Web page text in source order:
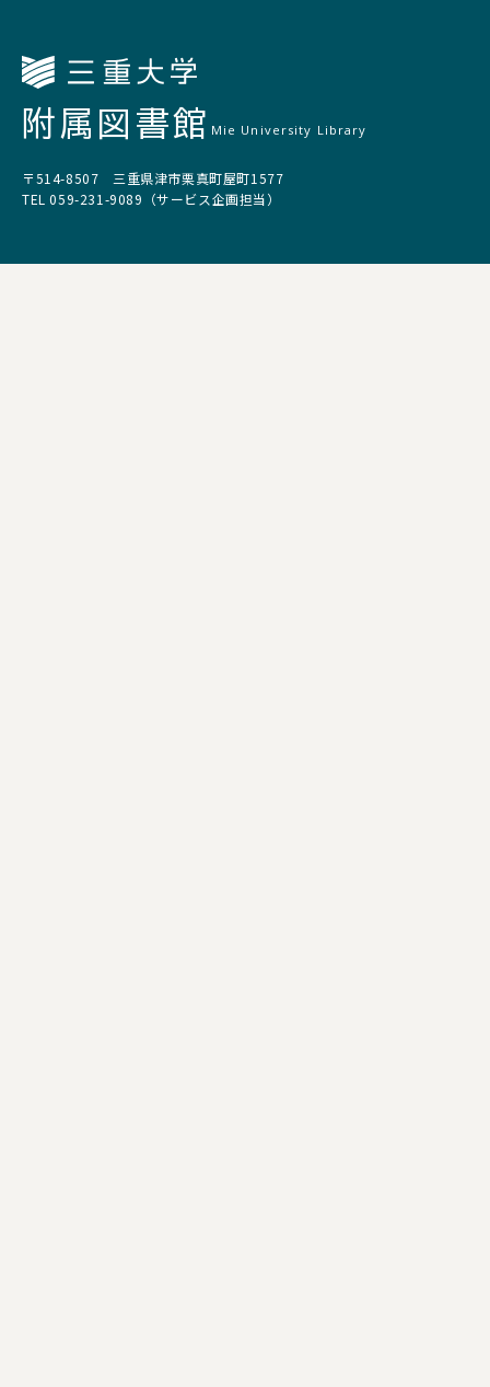
附属図書館 Mie University Library
〒514-8507 三重県津市栗真町屋町1577
TEL 059-231-9089（サービス企画担当）